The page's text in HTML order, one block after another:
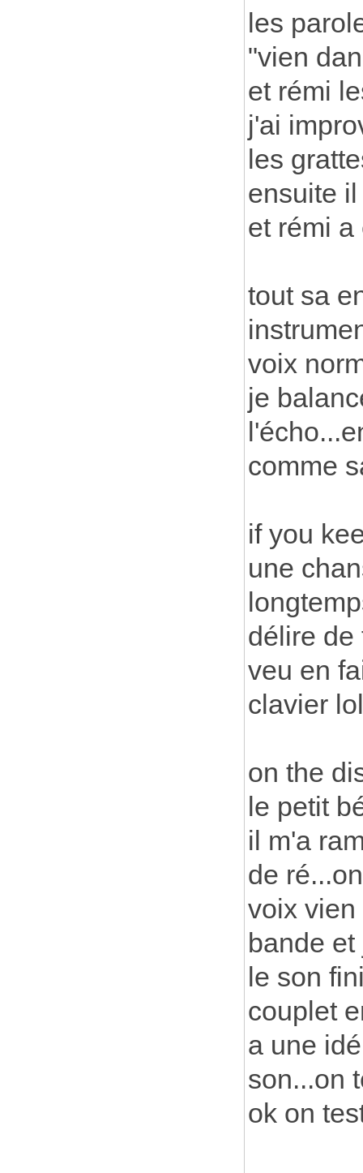
les
"vien
et rémi
j'ai
les
ensuite
et rémi a
tout sa
voix
je
comme
if you
une
délire de
veu en
clavier
on the
le petit
il m'a
de
voix vien
bande
le son
couplet
a une
son...on
ok on